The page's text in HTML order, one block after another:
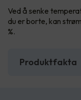
Ved å senke
du er borte, kan
%.
Produktfakta